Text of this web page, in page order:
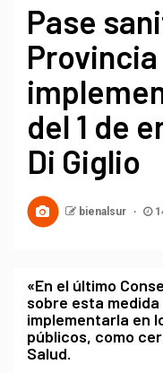
Pase
del 1 de
Di Giglio
bienalsur
«En el último
sobre esta
implementarla en
públicos, como
Salud.